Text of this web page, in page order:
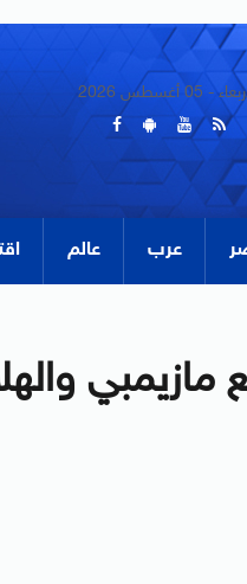
- 05 أغسطس 2026
عرب عالم
مازيمبي